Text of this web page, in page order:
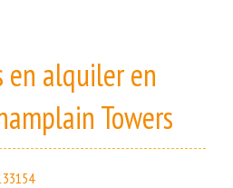
alquiler en
Towers
33154